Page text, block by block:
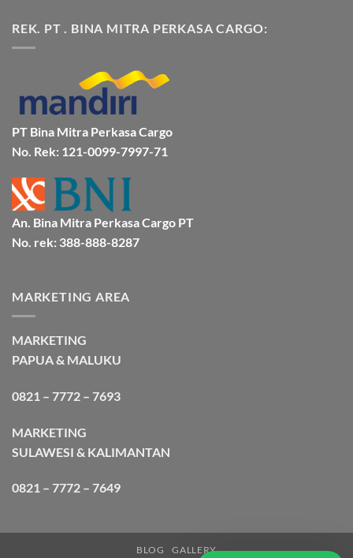
Jakarta
ke
Bitung
Lebih
pada
Ekspedisi
&
Aman
Bersama
Bmp
Cargo
REK. PT . BINA MITRA PERKASA CARGO:
PT Bina Mitra Perkasa Cargo
No. Rek: 121-0099-7997-71
An. Bina Mitra Perkasa Cargo PT
No. rek: 388-888-8287
MARKETING AREA
MARKETING
PAPUA & MALUKU
0821 – 7772 – 7693
MARKETING
SULAWESI & KALIMANTAN
0821 – 7772 – 7649
BLOG GALLERY